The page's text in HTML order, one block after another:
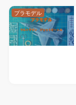
プラモデル